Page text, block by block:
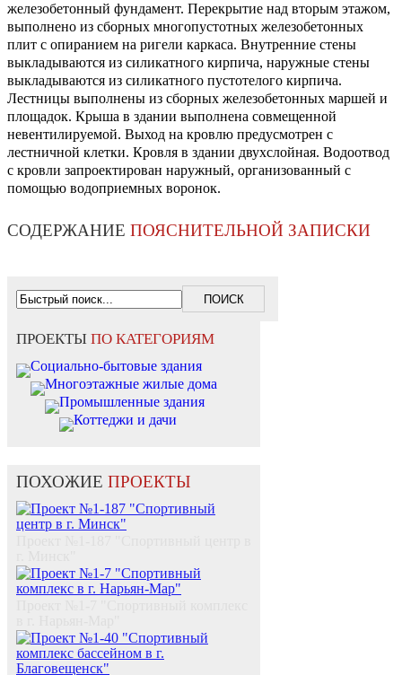
железобетонный фундамент. Перекрытие над вторым этажом,
выполнено из сборных многопустотных железобетонных
плит с опиранием на ригели каркаса. Внутренние стены
выкладываются из силикатного кирпича, наружные стены
выкладываются из силикатного пустотелого кирпича.
Лестницы выполнены из сборных железобетонных маршей и
площадок. Крыша в здании выполнена совмещенной
невентилируемой. Выход на кровлю предусмотрен с
лестничной клетки. Кровля в здании двухслойная. Водоотвод
с кровли запроектирован наружный, организованный с
помощью водоприемных воронок.
СОДЕРЖАНИЕ ПОЯСНИТЕЛЬНОЙ ЗАПИСКИ
ПРОЕКТЫ ПО КАТЕГОРИЯМ
Социально-бытовые здания
Многоэтажные жилые дома
Промышленные здания
Коттеджи и дачи
ПОХОЖИЕ ПРОЕКТЫ